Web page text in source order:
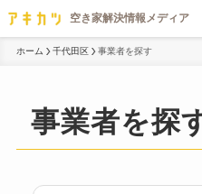
ホーム 千代田区 事業者を探す
事業者を探